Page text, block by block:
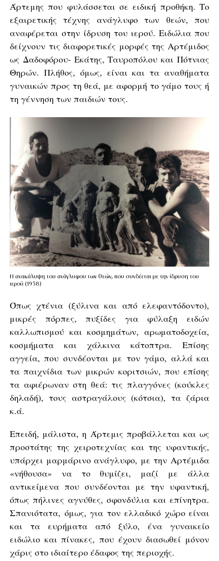
Άρτεμης που φυλάσσεται σε ειδική προθήκη. Το
εξαιρετικής τέχνης ανάγλυφο των θεών, που
αναφέρεται στην ίδρυση του ιερού. Ειδώλια που
δείχνουν τις διαφορετικές μορφές της Αρτέμιδος
ως Δαδοφόρου- Εκάτης, Ταυροπόλου και Πότνιας
Θηρών. Πλήθος, όμως, είναι και τα αναθήματα
γυναικών προς τη θεά, με αφορμή το γάμο τους ή
τη γέννηση των παιδιών τους.
Η ανακάλυψη του ανάγλυφου των θεών, που συνδέεται με την ίδρυση του
ιερού (1958)
Όπως χτένια (ξύλινα και από ελεφαντόδοντο),
μικρές πόρπες, πυξίδες για φύλαξη ειδών
καλλωπισμού και κοσμημάτων, αρωματοδοχεία,
κοσμήματα και χάλκινα κάτοπτρα. Επίσης
αγγεία, που συνδέονται με τον γάμο, αλλά και
τα παιχνίδια των μικρών κοριτσιών, που επίσης
τα αφιέρωναν στη θεά: τις πλαγγόνες (κούκλες
δηλαδή), τους αστραγάλους (κότσια), τα ζάρια
κ.ά.
Επειδή, μάλιστα, η Άρτεμις προβάλλεται και ως
προστάτης της χειροτεχνίας και της υφαντικής,
υπάρχει μαρμάρινο ανάγλυφο, με την Αρτέμιδα
«νήθουσα» να το θυμίζει, μαζί με άλλα
αντικείμενα που συνδέονται με την υφαντική,
όπως πήλινες αγνύθες, σφονδύλια και επίνητρα.
Σπανιότατα, όμως, για τον ελλαδικό χώρο είναι
και τα ευρήματα από ξύλο, ένα γυναικείο
ειδώλιο και πίνακες, που έχουν διασωθεί μόνον
χάρις στο ιδιαίτερο έδαφος της περιοχής.